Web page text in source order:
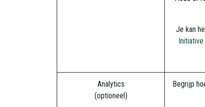
Je kan
Analytics
(optioneel)
Begrijp